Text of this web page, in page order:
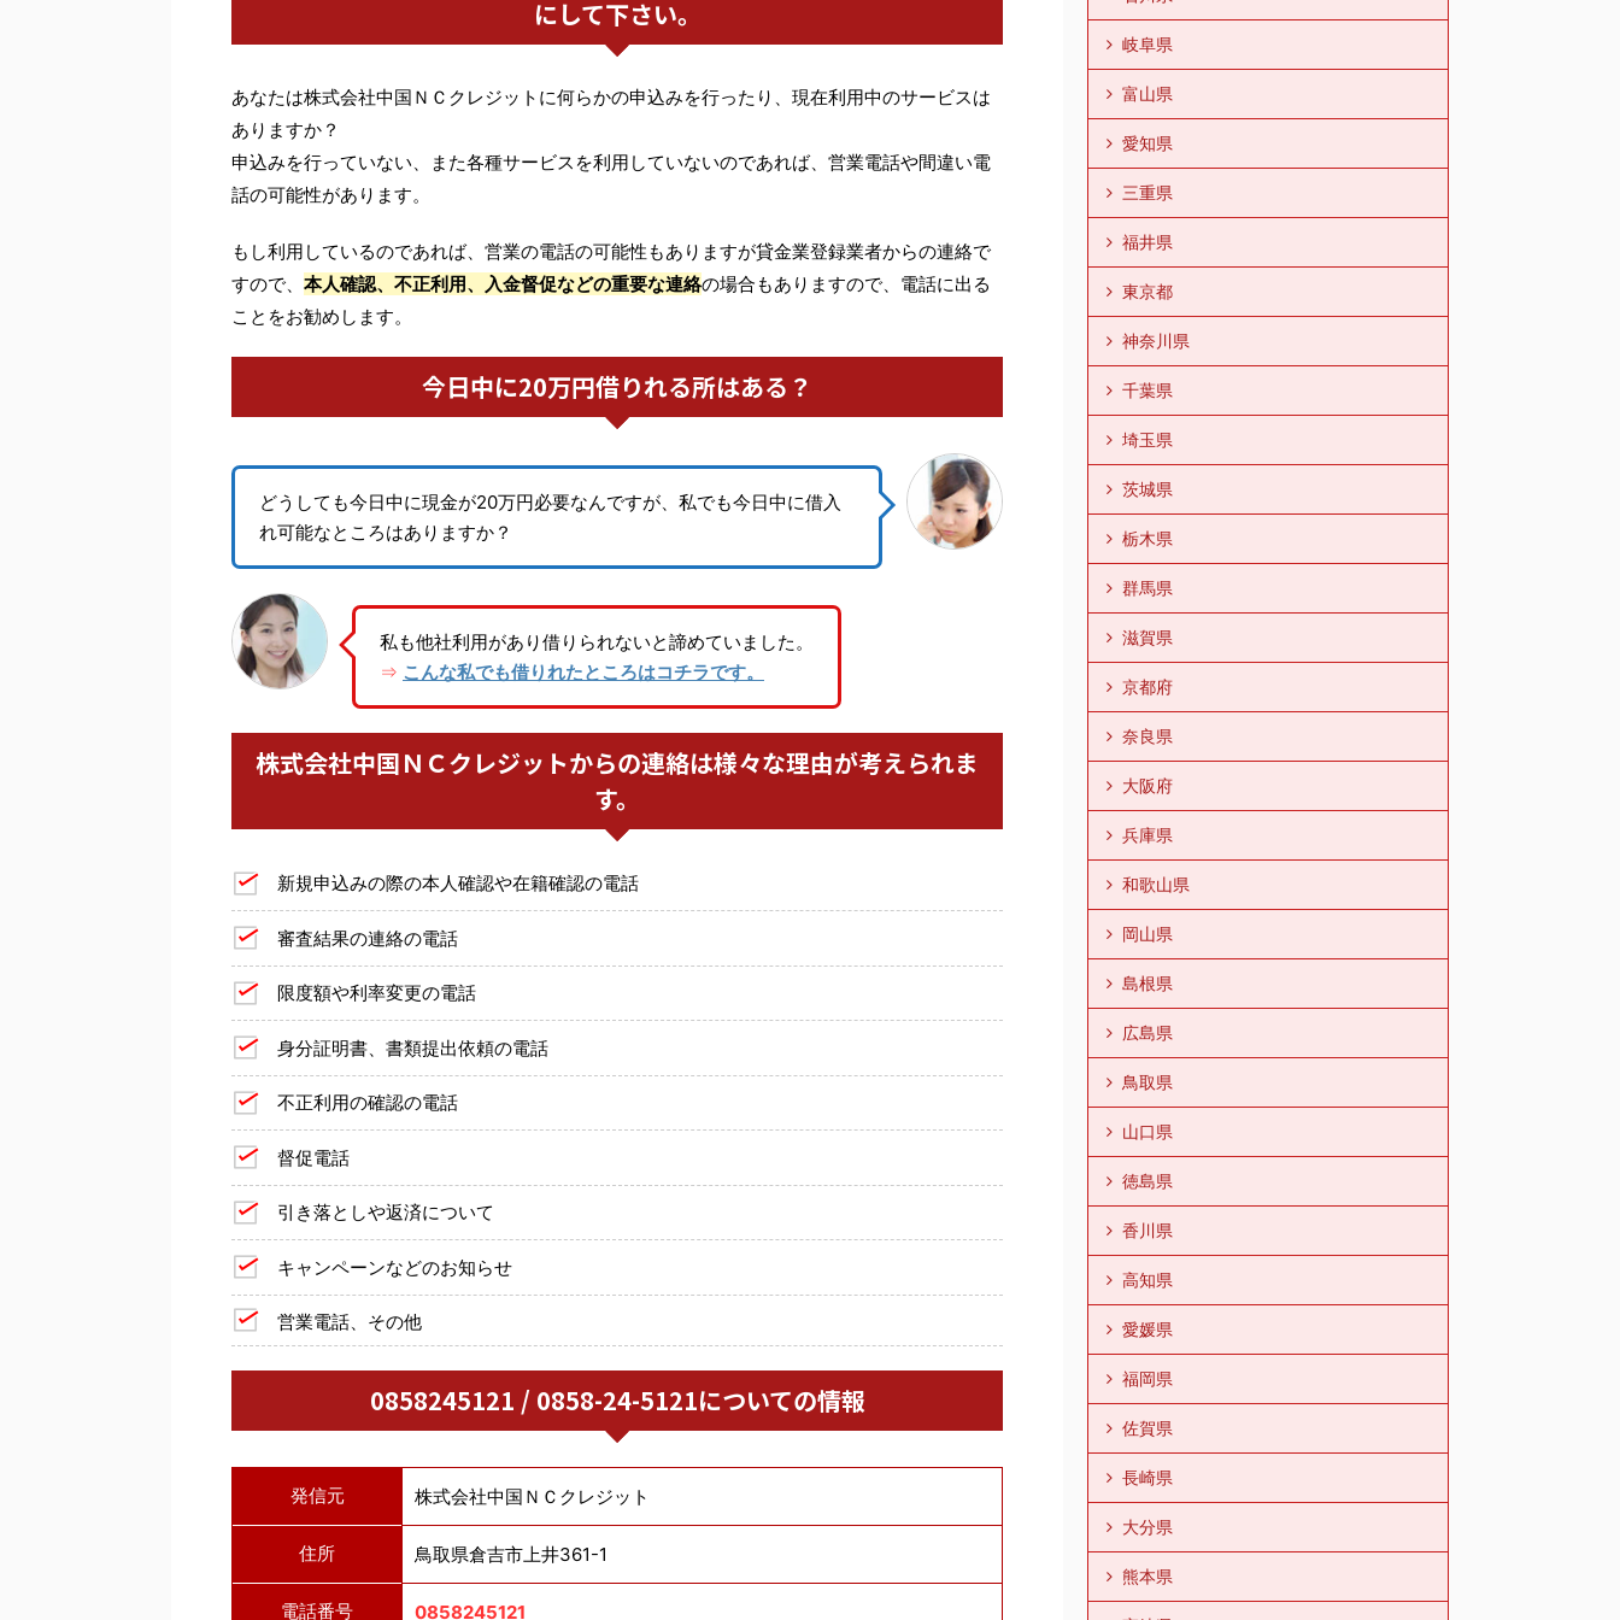
にして下さい。
あなたは株式会社中国ＮＣクレジットに何らかの申込みを行ったり、現在利用中のサービスは
ありますか？
申込みを行っていない、また各種サービスを利用していないのであれば、営業電話や間違い電
話の可能性があります。
もし利用しているのであれば、営業の電話の可能性もありますが貸金業登録業者からの連絡で
すので、 本人確認、不正利用、入金督促などの重要な連絡の場合もありますので、電話に出る
ことをお勧めします。
今日中に20万円借りれる所はある？
どうしても今日中に現金が20万円必要なんですが、私でも今日中に借入
れ可能なところはありますか？
私も他社利用があり借りられないと諦めていました。
⇒ こんな私でも借りれたところはコチラです。
株式会社中国ＮＣクレジットからの連絡は様々な理由が考えられま
す。
新規申込みの際の本人確認や在籍確認の電話
審査結果の連絡の電話
限度額や利率変更の電話
身分証明書、書類提出依頼の電話
不正利用の確認の電話
督促電話
引き落としや返済について
キャンペーンなどのお知らせ
営業電話、その他
0858245121 / 0858-24-5121についての情報
発信元 株式会社中国ＮＣクレジット
住所 鳥取県倉吉市上井361-1
電話番号 0858245121
岐阜県
富山県
愛知県
三重県
福井県
東京都
神奈川県
千葉県
埼玉県
茨城県
栃木県
群馬県
滋賀県
京都府
奈良県
大阪府
兵庫県
和歌山県
岡山県
島根県
広島県
鳥取県
山口県
徳島県
香川県
高知県
愛媛県
福岡県
佐賀県
長崎県
大分県
熊本県